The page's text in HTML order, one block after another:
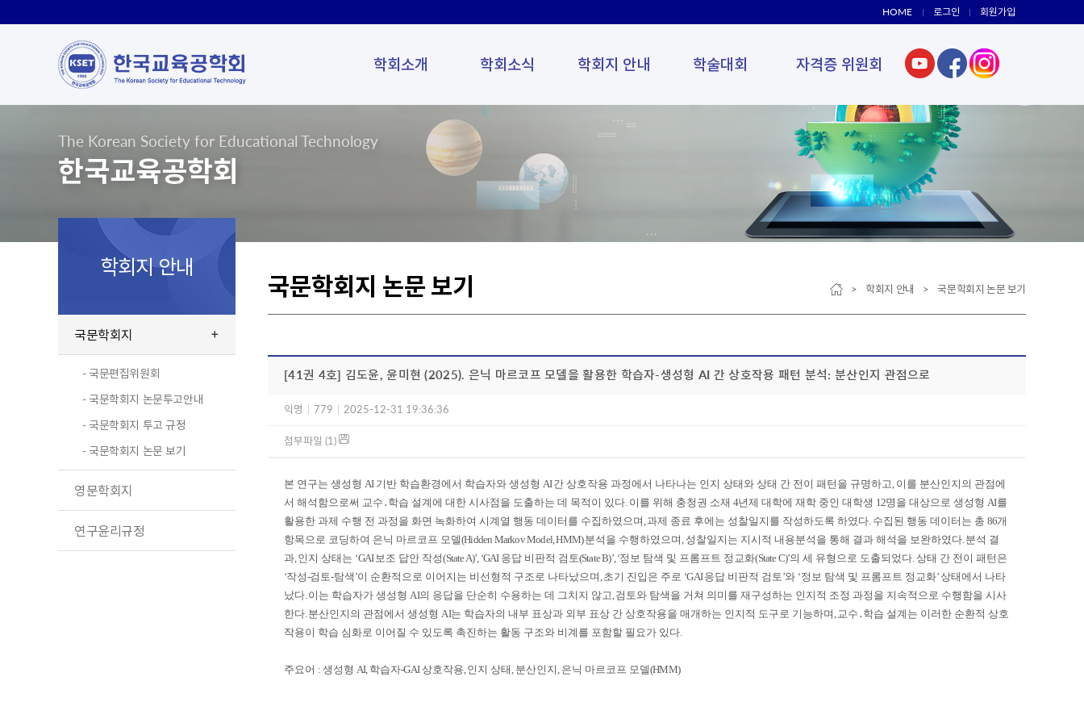
HOME 로그인 회원가입
학회소개 학회소식 학회지 안내 학술대회 자격증 위원회
The Korean Society for Educational Technology
한국교육공학회
학회지 안내
국문학회지
- 국문편집위원회
- 국문학회지 논문투고안내
- 국문학회지 투고 규정
- 국문학회지 논문 보기
영문학회지
연구윤리규정
국문학회지 논문 보기 > 학회지 안내 > 국문학회지 논문 보기
[41권 4호] 김도윤, 윤미현 (2025). 은닉 마르코프 모델을 활용한 학습자-생성형 AI 간 상호작용 패턴 분석: 분산인지 관점으로
익명 779 2025-12-31 19:36:36
첨부파일 (1)
본 연구는 생성형 AI 기반 학습환경에서 학습자와 생성형 AI간 상호작용 과정에서 나타나는 인지 상태와 상태 간 전이 패턴을 규명하고, 이를 분산인지의 관점에
서 해석함으로써 교수 ․ 학습 설계에 대한 시사점을 도출하는 데 목적이 있다. 이를 위해 충청권 소재 4년제 대학에 재학 중인 대학생 12명을 대상으로 생성형AI를
활용한 과제 수행 전 과정을 화면 녹화하여 시계열 행동 데이터를 수집하였으며 ,과제 종료 후에는 성찰일지를 작성하도록 하였다. 수집된 행동 데이터는 총 86개
항목으로 코딩하여 은닉 마르코프 모델(Hidden Markov Model, HMM)분석을 수행하였으며 , 성찰일지는 지시적 내용분석을 통해 결과 해석을 보완하였다.분석 결
과,인지 상태는 ‘GAI보조 답안 작성(State A)’, ‘GAI 응답 비판적 검토(State B)’, ‘정보 탐색 및 프롬프트 정교화(State C)’의 세 유형으로 도출되었다.상태 간 전이 패턴은
‘작성-검토-탐색 ’이 순환적으로 이어지는 비선형적 구조로 나타났으며 ,초기 진입은 주로 ‘GAI응답 비판적 검토’와 ‘정보 탐색 및 프롬프트 정교화’상태에서 나타
났다.이는 학습자가 생성형AI의 응답을 단순히 수용하는 데 그치지 않고,검토와 탐색을 거쳐 의미를 재구성하는 인지적 조정 과정을 지속적으로 수행함을 시사
한다.분산인지의 관점에서 생성형AI는 학습자의 내부 표상과 외부 표상 간 상호작용을 매개하는 인지적 도구로 기능하며 ,교수 ․ 학습 설계는 이러한 순환적 상호
작용이 학습 심화로 이어질 수 있도록 촉진하는 활동 구조와 비계를 포함할 필요가 있다.
주요어 : 생성형 AI, 학습자-GAI상호작용,인지 상태 , 분산인지 , 은닉 마르코프 모델(HMM)